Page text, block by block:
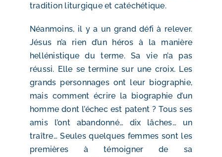
tradition liturgique et catéchétique.
Néanmoins, il y a un grand défi à relever.
Jésus n’a rien d’un héros à la manière
hellénistique du terme. Sa vie n’a pas
réussi. Elle se termine sur une croix. Les
grands personnages ont leur biographie,
mais comment écrire la biographie d’un
homme dont l’échec est patent ? Tous ses
amis l’ont abandonné… dix lâches… un
traître… Seules quelques femmes sont les
premières à témoigner de sa